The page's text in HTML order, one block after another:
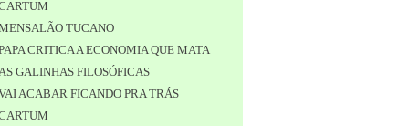
TUCANO
CRITICA A ECONOMIA QUE MATA
GALINHAS FILOSÓFICAS
ACABAR FICANDO PRA TRÁS